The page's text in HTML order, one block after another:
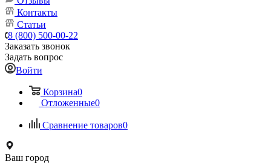
Контакты
Статьи
8 (800) 500-00-22
Заказать звонок
Задать вопрос
Войти
Корзина0
Отложенные0
Сравнение товаров0
Ваш город